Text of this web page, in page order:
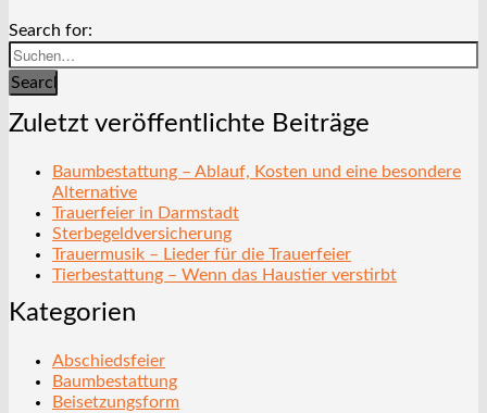
Search for:
Search
Zuletzt veröffentlichte Beiträge
Baumbestattung – Ablauf, Kosten und eine besondere
Alternative
Trauerfeier in Darmstadt
Sterbegeldversicherung
Trauermusik – Lieder für die Trauerfeier
Tierbestattung – Wenn das Haustier verstirbt
Kategorien
Abschiedsfeier
Baumbestattung
Beisetzungsform